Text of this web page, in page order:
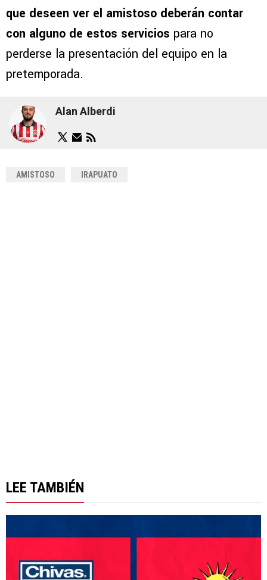
que deseen ver el amistoso deberán contar
con alguno de estos servicios para no
perderse la presentación del equipo en la
pretemporada.
Alan Alberdi
AMISTOSO IRAPUATO
LEE TAMBIÉN